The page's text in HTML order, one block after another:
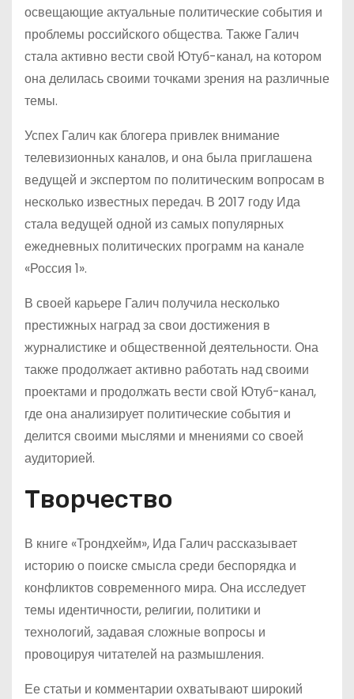
освещающие актуальные политические события и
проблемы российского общества. Также Галич
стала активно вести свой Ютуб-канал, на котором
она делилась своими точками зрения на различные
темы.
Успех Галич как блогера привлек внимание
телевизионных каналов, и она была приглашена
ведущей и экспертом по политическим вопросам в
несколько известных передач. В 2017 году Ида
стала ведущей одной из самых популярных
ежедневных политических программ на канале
«Россия 1».
В своей карьере Галич получила несколько
престижных наград за свои достижения в
журналистике и общественной деятельности. Она
также продолжает активно работать над своими
проектами и продолжать вести свой Ютуб-канал,
где она анализирует политические события и
делится своими мыслями и мнениями со своей
аудиторией.
Творчество
В книге «Трондхейм», Ида Галич рассказывает
историю о поиске смысла среди беспорядка и
конфликтов современного мира. Она исследует
темы идентичности, религии, политики и
технологий, задавая сложные вопросы и
провоцируя читателей на размышления.
Ее статьи и комментарии охватывают широкий